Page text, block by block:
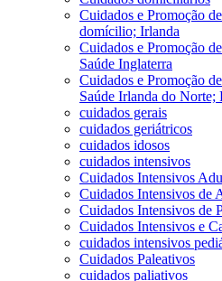
Cuidados e Promoção
domícilio; Irlanda
Cuidados e Promoção
Saúde Inglaterra
Cuidados e Promoção
Saúde Irlanda do Norte;
cuidados gerais
cuidados geriátricos
cuidados idosos
cuidados intensivos
Cuidados Intensivos
Cuidados Intensivos de
Cuidados Intensivos de
Cuidados Intensivos e
cuidados intensivos
Cuidados Paleativos
cuidados paliativos